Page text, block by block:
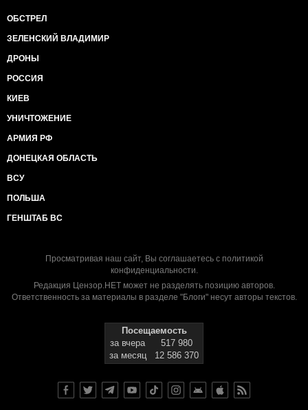
ОБСТРЕЛ
ЗЕЛЕНСКИЙ ВЛАДИМИР
ДРОНЫ
РОССИЯ
КИЕВ
УНИЧТОЖЕНИЕ
АРМИЯ РФ
ДОНЕЦКАЯ ОБЛАСТЬ
ВСУ
ПОЛЬША
ГЕНШТАБ ВС
Просматривая наш сайт, Вы соглашаетесь с политикой
конфиденциальности.
Редакция Цензор.НЕТ может не разделять позицию авторов.
Ответственность за материалы в разделе "Блоги" несут авторы текстов.
Посещаемость
за вчера
517 980
за месяц
12 586 370